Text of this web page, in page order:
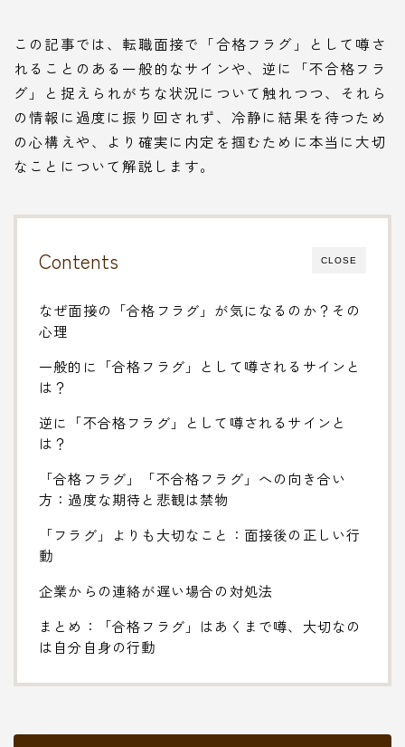
この記事では、転職面接で「合格フラグ」として噂さ
れることのある一般的なサインや、逆に「不合格フラ
グ」と捉えられがちな状況について触れつつ、それら
の情報に過度に振り回されず、冷静に結果を待つため
の心構えや、より確実に内定を掴むために本当に大切
なことについて解説します。
CLOSE
Contents
なぜ面接の「合格フラグ」が気になるのか？その
心理
一般的に「合格フラグ」として噂されるサインと
は？
逆に「不合格フラグ」として噂されるサインと
は？
「合格フラグ」「不合格フラグ」への向き合い
方：過度な期待と悲観は禁物
「フラグ」よりも大切なこと：面接後の正しい行
動
企業からの連絡が遅い場合の対処法
まとめ：「合格フラグ」はあくまで噂、大切なの
は自分自身の行動